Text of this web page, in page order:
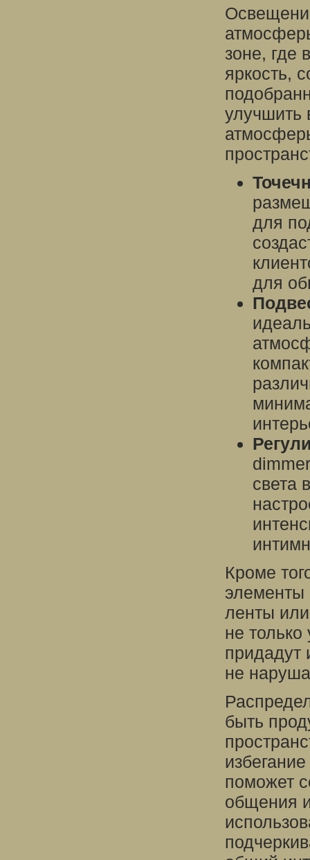
зоне, где
яркость,
улучшить
для
для
света
Кроме
элементы
ленты
не
придадут
не
быть
поможет
общения